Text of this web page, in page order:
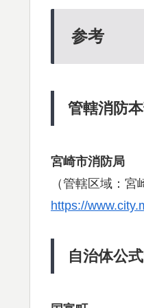
参考
管轄消防
宮崎市消防局
（管轄区域：宮
https://
自治体公